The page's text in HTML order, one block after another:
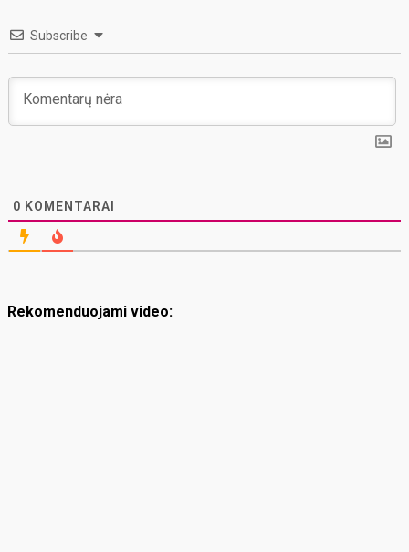
Subscribe
0 KOMENTARAI
Rekomenduojami video: